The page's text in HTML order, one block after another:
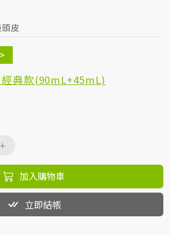
皮
典款(90mL+45mL)
加入購物車
立即結帳